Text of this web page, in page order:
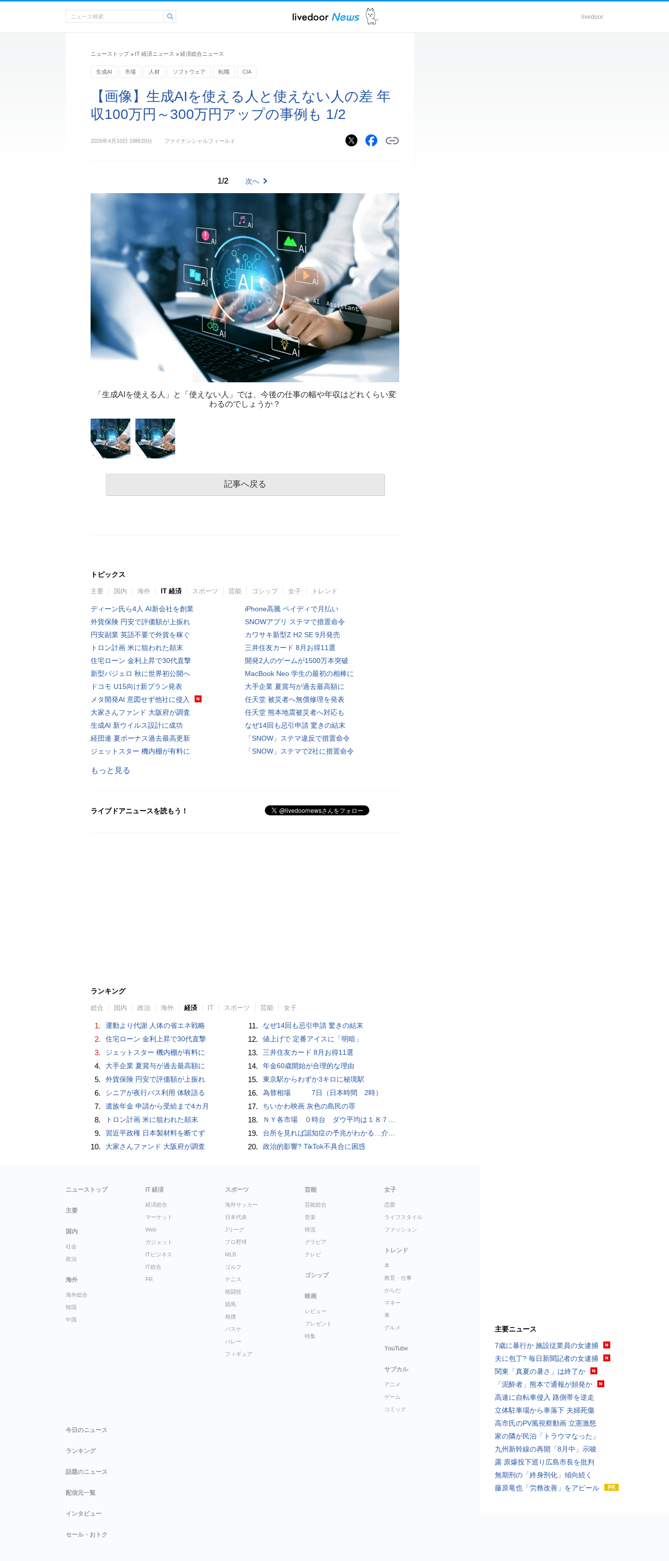
livedoor
ニューストップ > IT 経済ニュース > 経済総合ニュース
生成AI 市場 人材 ソフトウェア 転職 CIA
【画像】生成AIを使える人と使えない人の差 年
収100万円～300万円アップの事例も 1/2
2026年4月10日 18時20分 ファイナンシャルフィールド
1/2 次へ
「生成AIを使える人」と「使えない人」では、今後の仕事の幅や年収はどれくらい変
わるのでしょうか？
記事へ戻る
トピックス
主要 国内 海外 IT 経済 スポーツ 芸能 ゴシップ 女子 トレンド
ディーン氏ら4人 AI新会社を創業
外貨保険 円安で評価額が上振れ
円安副業 英語不要で外貨を稼ぐ
トロン計画 米に狙われた顛末
住宅ローン 金利上昇で30代直撃
新型パジェロ 秋に世界初公開へ
ドコモ U15向け新プラン発表
メタ開発AI 意図せず他社に侵入
大家さんファンド 大阪府が調査
生成AI 新ウイルス設計に成功
経団連 夏ボーナス過去最高更新
ジェットスター 機内棚が有料に
iPhone高騰 ペイディで月払い
SNOWアプリ ステマで措置命令
カワサキ新型Z H2 SE 9月発売
三井住友カード 8月お得11選
開発2人のゲームが1500万本突破
MacBook Neo 学生の最初の相棒に
大手企業 夏賞与が過去最高額に
任天堂 被災者へ無償修理を発表
任天堂 熊本地震被災者へ対応も
なぜ14回も忌引申請 驚きの結末
「SNOW」ステマ違反で措置命令
「SNOW」ステマで2社に措置命令
もっと見る
ライブドアニュースを読もう！
ランキング
総合 国内 政治 海外 経済 IT スポーツ 芸能 女子
1. 運動より代謝 人体の省エネ戦略
2. 住宅ローン 金利上昇で30代直撃
3. ジェットスター 機内棚が有料に
4. 大手企業 夏賞与が過去最高額に
5. 外貨保険 円安で評価額が上振れ
6. シニアが夜行バス利用 体験語る
7. 遺族年金 申請から受給まで4カ月
8. トロン計画 米に狙われた顛末
9. 習近平政権 日本製材料を断てず
10. 大家さんファンド 大阪府が調査
11. なぜ14回も忌引申請 驚きの結末
12. 値上げで 定番アイスに「明暗」
13. 三井住友カード 8月お得11選
14. 年金60歳開始が合理的な理由
15. 東京駅からわずか3キロに秘境駅
16. 為替相場 7日（日本時間 2時）
17. ちいかわ映画 灰色の島民の罪
18. ＮＹ各市場 ０時台 ダウ平均は１８７ドル安 ナスダックはプラス圏に浮上
19. 台所を見れば認知症の予兆がわかる…介護のプロが断言｢物忘れ｣よりも早く気づける"食卓の異変"
20. 政治的影響? TikTok不具合に困惑
主要ニュース
7歳に暴行か 施設従業員の女逮捕
夫に包丁? 毎日新聞記者の女逮捕
関東「真夏の暑さ」は終了か
「泥酔者」熊本で通報が頻発か
高速に自転車侵入 路側帯を逆走
立体駐車場から車落下 夫婦死傷
高市氏のPV風視察動画 立憲激怒
家の隣が民泊「トラウマなった」
九州新幹線の再開「8月中」示唆
露 原爆投下巡り広島市長を批判
無期刑の「終身刑化」傾向続く
藤原竜也「労務改善」をアピール
ニューストップ
主要
国内
社会
政治
海外
海外総合
韓国
中国
IT 経済
経済総合
マーケット
Web
ガジェット
ITビジネス
IT総合
PR
スポーツ
海外サッカー
日本代表
Jリーグ
プロ野球
MLB
ゴルフ
テニス
格闘技
競馬
相撲
バスケ
バレー
フィギュア
芸能
芸能総合
音楽
韓流
グラビア
テレビ
ゴシップ
映画
レビュー
プレゼント
特集
女子
恋愛
ライフスタイル
ファッション
トレンド
本
教育・仕事
からだ
マネー
車
グルメ
YouTube
サブカル
アニメ
ゲーム
コミック
今日のニュース
ランキング
話題のニュース
配信元一覧
インタビュー
セール・おトク